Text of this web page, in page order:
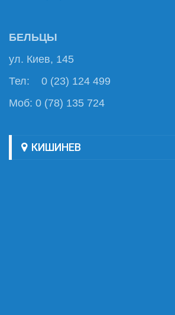
БЕЛЬЦЫ
ул. Киев, 145
Тел: 0 (23) 124 499
Моб: 0 (78) 135 724
КИШИНЕВ